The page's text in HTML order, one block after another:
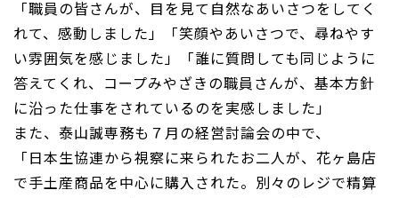
「職員の皆さんが、目を見て自然なあいさつをしてく
れて、感動しました」「笑顔やあいさつで、尋ねやす
い雰囲気を感じました」「誰に質問しても同じように
答えてくれ、コープみやざきの職員さんが、基本方針
に沿った仕事をされているのを実感しました」
また、泰山誠専務も７月の経営討論会の中で、
「日本生協連から視察に来られたお二人が、花ヶ島店
で手土産商品を中心に購入された。別々のレジで精算